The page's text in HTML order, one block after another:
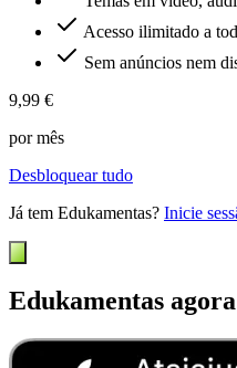
Acesso ilimitado a
Sem anúncios nem
9,99 €
por mês
Desbloquear tudo
Já tem Edukamentas? Inicie
Edukamentas